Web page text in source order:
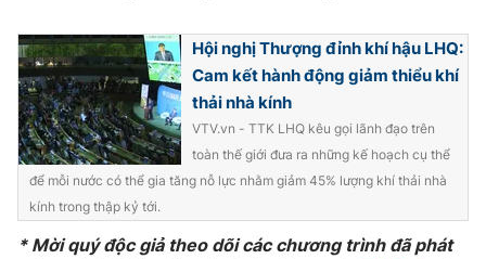
Emagazine Podcast
Photo Infographic
Video Shorts video
VTV Money VTV Thể thao
Hội nghị Thượng đỉnh khí hậu LHQ:
Cam kết hành động giảm thiểu khí
thải nhà kính
VTV.vn - TTK LHQ kêu gọi lãnh đạo trên
toàn thế giới đưa ra những kế hoạch cụ thể
để mỗi nước có thể gia tăng nỗ lực nhằm giảm 45% lượng khí thải nhà
kính trong thập kỷ tới.
* Mời quý độc giả theo dõi các chương trình đã phát